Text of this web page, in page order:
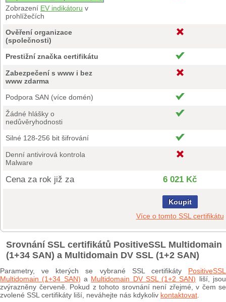
Zobrazení EV indikátoru v
prohlížečích
Ověření organizace
(společnosti)
Prestižní značka certifikátu
Zabezpečení s www i bez
www zdarma
Podpora SAN (více domén)
Žádné hlášky o
nedůvěryhodnosti
Silné 128-256 bit šifrování
Denní antivirová kontrola
Malware
Cena za rok již za 6 021 Kč
Koupit
Více o tomto SSL certifikátu
Srovnání SSL certifikátů PositiveSSL Multidomain
(1+34 SAN) a Multidomain DV SSL (1+2 SAN)
Parametry, ve kterých se vybrané SSL certifikáty PositiveSSL
Multidomain (1+34 SAN) a Multidomain DV SSL (1+2 SAN) liší, jsou
zvýrazněny červeně. Pokud z tohoto srovnání není zřejmé, v čem se
zvolené SSL certifikáty liší, neváhejte nás kdykoliv kontaktovat